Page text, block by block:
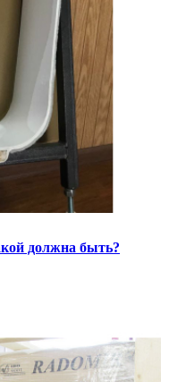
должна быть?